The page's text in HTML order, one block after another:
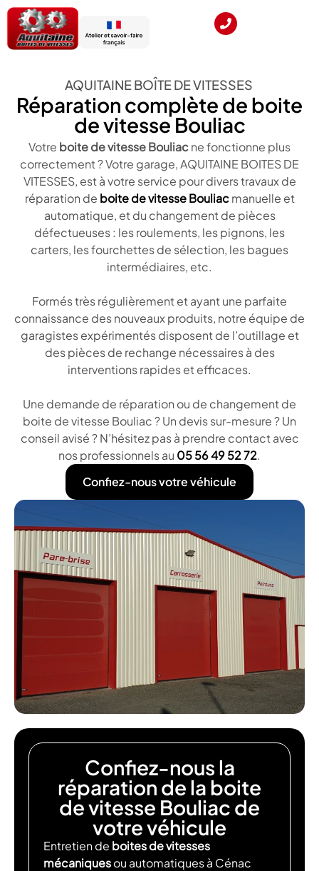
AQUITAINE BOÎTE DE VITESSES
Réparation complète de boite
de vitesse Bouliac
Votre boite de vitesse Bouliacne fonctionne plus
correctement ? Votre garage, AQUITAINE BOITES DE
VITESSES, est à votre service pour divers travaux de
réparation de boite de vitesse Bouliacmanuelle et
automatique, et du changement de pièces
défectueuses : les roulements, les pignons, les
carters, les fourchettes de sélection, les bagues
intermédiaires, etc.
Formés très régulièrement et ayant une parfaite
connaissance des nouveaux produits, notre équipe de
garagistes expérimentés disposent de l’outillage et
des pièces de rechange nécessaires à des
interventions rapides et efficaces.
Une demande de réparation ou de changement de
boite de vitesse Bouliac ? Un devis sur-mesure ? Un
conseil avisé ? N’hésitez pas à prendre contact avec
nos professionnels au 05 56 49 52 72.
Confiez-nous votre véhicule
Confiez-nous la
réparation de la boite
de vitesse Bouliac de
votre véhicule
Entretien de boites de vitesses
mécaniquesou automatiques à Cénac